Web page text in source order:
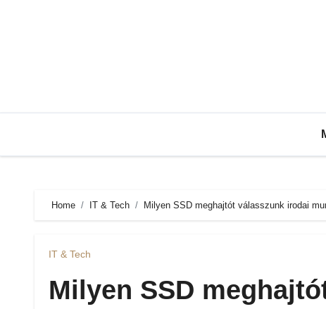
Home IT & Tech Milyen SSD meghajtót válasszunk irodai
IT & Tech
Milyen SSD